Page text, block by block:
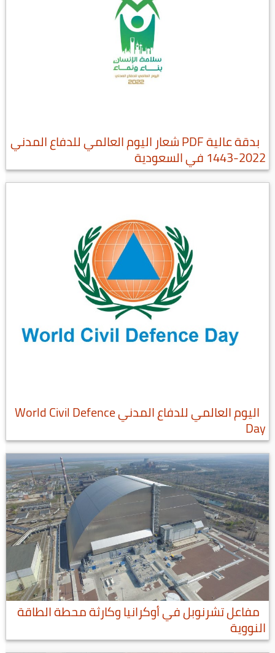
بدقة عالية PDF شعار اليوم العالمي للدفاع المدني
2022-1443 في السعودية
اليوم العالمي للدفاع المدني World Civil Defence
Day
مفاعل تشرنوبل في أوكرانيا وكارثة محطة الطاقة
النووية